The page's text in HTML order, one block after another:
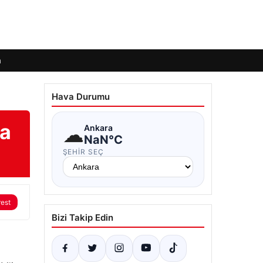
Hava Durumu
☁Ankara
NaN°C
ŞEHIR SEÇ
Bizi Takip Edin